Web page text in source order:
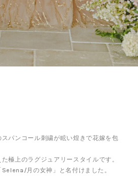
パンコール刺繍が眩い煌きで花嫁を包
極上のラグジュアリースタイルです。
月の女神」と名付けました。